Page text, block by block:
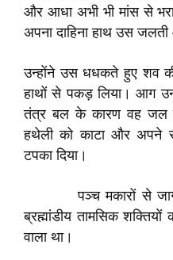
और आधा अभी भी मांस से
अपना दाहिना हाथ उस
उन्होंने उस धधकते हुए शव
हाथों से पकड़ लिया। आग
तंत्र बल के कारण वह जल
हथेली को काटा और अपने
टपका दिया।
पञ्च मकारों से जागृत
ब्रह्मांडीय तामसिक
वाला था।